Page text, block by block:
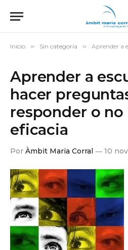
Inicio » Sin categoría » Aprender a escuchar
Aprender a
hacer
responder o no
eficacia
Por Àmbit Maria Corral 10